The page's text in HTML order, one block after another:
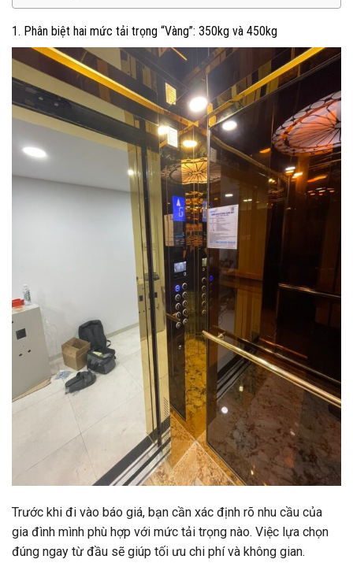
1. Phân biệt hai mức tải trọng “Vàng”: 350kg và 450kg
Trước khi đi vào báo giá, bạn cần xác định rõ nhu cầu của
gia đình mình phù hợp với mức tải trọng nào. Việc lựa chọn
đúng ngay từ đầu sẽ giúp tối ưu chi phí và không gian.